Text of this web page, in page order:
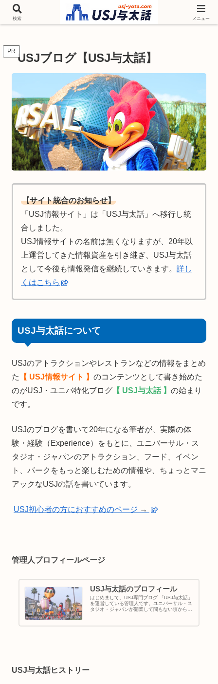
チケットやシーズンイベント ニンテンドーワールド アトラクションなどユニ
バを歩いて情報収集しています
PR USJブログ【USJ与太話】
【サイト統合のお知らせ】
「USJ情報サイト」は「USJ与太話」へ移行し統
合しました。
USJ情報サイトの名前は無くなりますが、20年以
上運営してきた情報資産を引き継ぎ、USJ与太話
として今後も情報発信を継続していきます。 詳し
くはこちら
USJ与太話について
USJのアトラクションやレストランなどの情報をまとめ
た
【 USJ情報サイト 】 のコンテンツとして書き始めた
のがUSJ・ユニバ特化ブログ 【 USJ与太話 】 の始まり
です。
USJのブログを書いて20年になる筆者が、実際の体
験・経験（Experience）をもとに、ユニバーサル・ス
タジオ・ジャパンのアトラクション、フード、イベン
ト、パークをもっと楽しむための情報や、ちょっとマニ
アックなUSJの話を書いています。
USJ初心者の方におすすめのページ →
管理人プロフィールページ
USJ与太話のプロフィール
はじめまして。USJ専門ブログ 「USJ与太話」
を運営している管理人です。ユニバーサル・ス
タジオ・ジャパンが開業して間もない頃からパ
ました。パークを歩き...
USJ与太話ヒストリー
検索 メニュー